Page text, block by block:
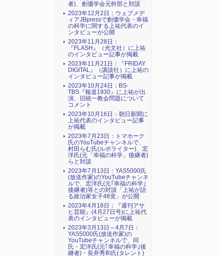
者)、創価学会元幹部と対談
2023年12月2日：ウェブメデ
ィアJBpressで創価学会・幸福
の科学に関する上祐代表のイ
ンタビューが公開
2023年11月28日：
『FLASH』（光文社）に上祐
のインタビュー記事が掲載
2023年11月21日：『FRIDAY
DIGITAL』（講談社）に上祐の
インタビュー記事が掲載
2023年10月24日：BS-
TBS『報道1930』に上祐が出
演、旧統一教会問題について
コメント
2023年10月16日：朝日新聞に
上祐代表のインタビュー記事
が掲載
2023年7月23日：トマホーク
氏のYouTubeチャンネルで、
村田らむ氏(ルポライター)、宏
洋氏(元「幸福の科学」後継者)
らと対談
2023年7月13日：YAS5000氏
(放送作家)のYouTubeチャンネ
ルで、宏洋氏(元｢幸福の科学｣
後継者)等との対談「上祐が語
る政治家女子48党」が公開
2023年4月18日：『週刊アサ
ヒ芸能』(4月27日号)に上祐代
表のインタビューが掲載
2023年3月13日～4月7日：
YAS5000氏(放送作家)の
YouTubeチャンネルで、同
氏・宏洋氏(元｢幸福の科学｣後
継者)・長井秀和氏(タレント)